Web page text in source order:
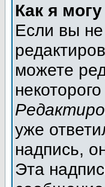
Как я
Если вы
можете
уже
надпись,
Эта